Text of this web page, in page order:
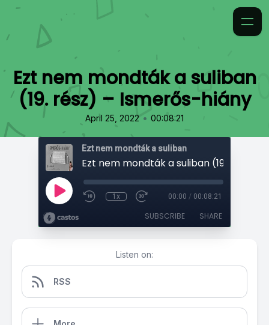
Ezt nem mondták a suliban
(19. rész) – Ismerős-hiány
April 25, 2022 • 00:08:21
Ezt nem mondták a suliban
1x 00:00 / 00:08:21
SUBSCRIBE SHARE
Listen on:
RSS